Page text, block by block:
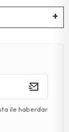
ile haberdar